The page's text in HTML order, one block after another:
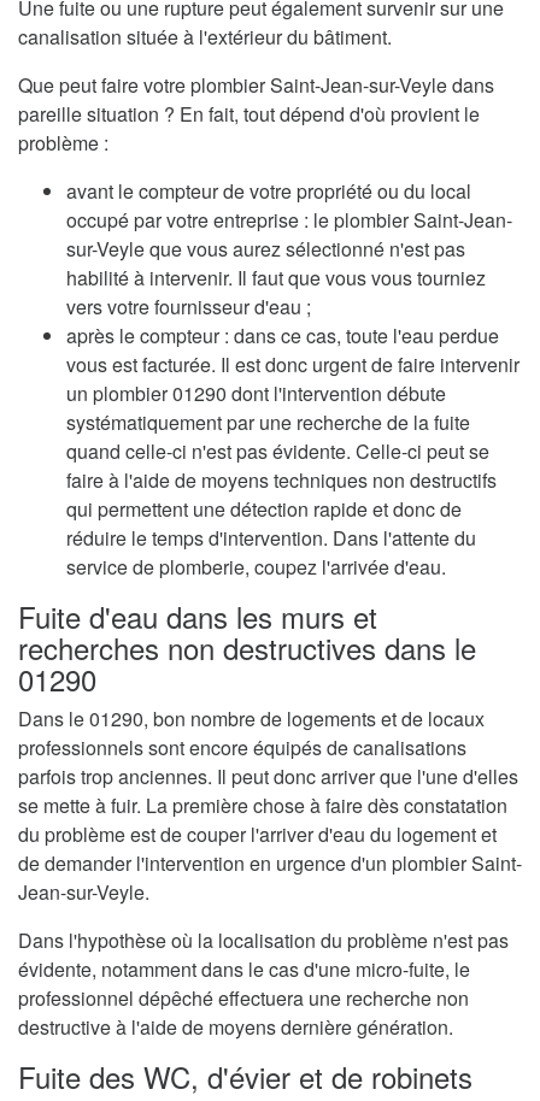
Une fuite ou une rupture peut également survenir sur une
canalisation située à l'extérieur du bâtiment.
Que peut faire votre plombier Saint-Jean-sur-Veyle dans
pareille situation ? En fait, tout dépend d'où provient le
problème :
avant le compteur de votre propriété ou du local
occupé par votre entreprise : le plombier Saint-Jean-
sur-Veyle que vous aurez sélectionné n'est pas
habilité à intervenir. Il faut que vous vous tourniez
vers votre fournisseur d'eau ;
après le compteur : dans ce cas, toute l'eau perdue
vous est facturée. Il est donc urgent de faire intervenir
un plombier 01290 dont l'intervention débute
systématiquement par une recherche de la fuite
quand celle-ci n'est pas évidente. Celle-ci peut se
faire à l'aide de moyens techniques non destructifs
qui permettent une détection rapide et donc de
réduire le temps d'intervention. Dans l'attente du
service de plomberie, coupez l'arrivée d'eau.
Fuite d'eau dans les murs et
recherches non destructives dans le
01290
Dans le 01290, bon nombre de logements et de locaux
professionnels sont encore équipés de canalisations
parfois trop anciennes. Il peut donc arriver que l'une d'elles
se mette à fuir. La première chose à faire dès constatation
du problème est de couper l'arriver d'eau du logement et
de demander l'intervention en urgence d'un plombier Saint-
Jean-sur-Veyle.
Dans l'hypothèse où la localisation du problème n'est pas
évidente, notamment dans le cas d'une micro-fuite, le
professionnel dépêché effectuera une recherche non
destructive à l'aide de moyens dernière génération.
Fuite des WC, d'évier et de robinets